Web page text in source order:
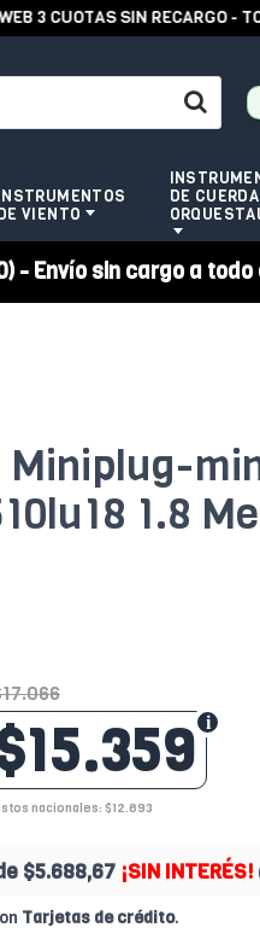
3 CUOTAS SIN RECARGO -
VIENTO
DE CUERDA
- Envío sin cargo a
Miniplug-
1.8
nacionales: $12.693
$5.688,67 ¡SIN INTERÉS!
Tarjetas de crédito.